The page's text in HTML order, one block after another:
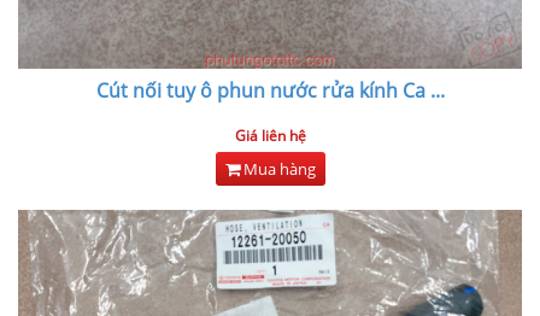
Cút nối tuy ô phun nước rửa kính Ca...
Giá liên hệ
Mua hàng